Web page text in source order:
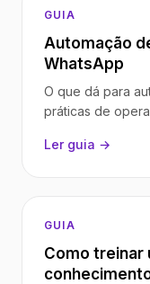
GUIA
Automação
WhatsApp
O que dá para
práticas de
Ler guia →
GUIA
Como treinar